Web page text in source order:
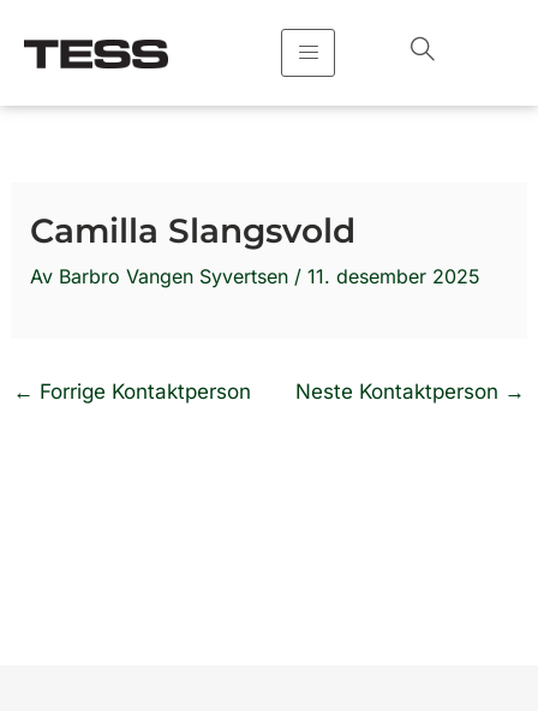
rett
Camilla Slangsvold
Av Barbro Vangen Syvertsen / 11. desember 2025
← Forrige Kontaktperson Neste Kontaktperson →